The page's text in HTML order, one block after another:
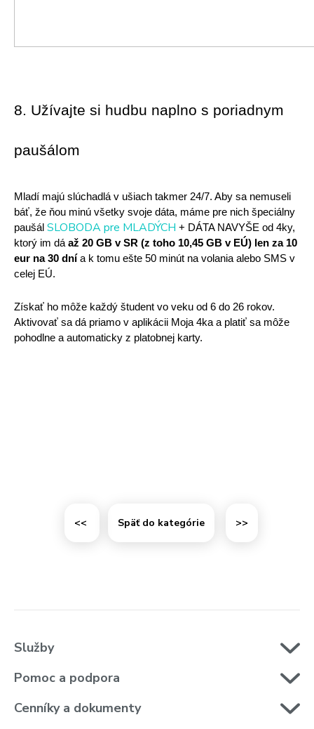
8. Užívajte si hudbu naplno s poriadnym
paušálom
Mladí majú slúchadlá v ušiach takmer 24/7. Aby sa nemuseli
báť, že ňou minú všetky svoje dáta, máme pre nich špeciálny
paušál SLOBODA pre MLADÝCH + DÁTA NAVYŠE od 4ky,
ktorý im dá až 20 GB v SR (z toho 10,45 GB v EÚ) len za 10
eur na 30 dní a k tomu ešte 50 minút na volania alebo SMS v
celej EÚ.
Získať ho môže každý študent vo veku od 6 do 26 rokov.
Aktivovať sa dá priamo v aplikácii Moja 4ka a platiť sa môže
pohodlne a automaticky z platobnej karty.
<< Späť do kategórie >>
Služby
Pomoc a podpora
Cenníky a dokumenty